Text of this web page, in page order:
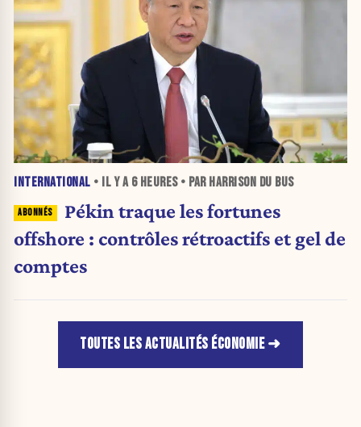
INTERNATIONAL • IL Y A 6 HEURES• PAR HARRISON DU BUS
Pékin traque les fortunes
offshore : contrôles rétroactifs et gel de
comptes
TOUTES LES ACTUALITÉS ÉCONOMIE